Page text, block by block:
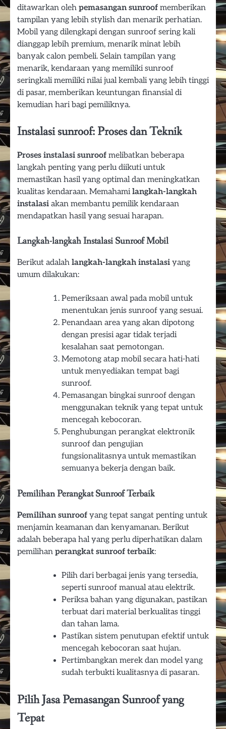
ditawarkan oleh pemasangan sunroof memberikan
tampilan yang lebih stylish dan menarik perhatian.
Mobil yang dilengkapi dengan sunroof sering kali
dianggap lebih premium, menarik minat lebih
banyak calon pembeli. Selain tampilan yang
menarik, kendaraan yang memiliki sunroof
seringkali memiliki nilai jual kembali yang lebih tinggi
di pasar, memberikan keuntungan finansial di
kemudian hari bagi pemiliknya.
Instalasi sunroof: Proses dan Teknik
Proses instalasi sunroof melibatkan beberapa
langkah penting yang perlu diikuti untuk
memastikan hasil yang optimal dan meningkatkan
kualitas kendaraan. Memahamilangkah-langkah
instalasi akan membantu pemilik kendaraan
mendapatkan hasil yang sesuai harapan.
Langkah-langkah Instalasi Sunroof Mobil
Berikut adalah langkah-langkah instalasi yang
umum dilakukan:
Pemeriksaan awal pada mobil untuk
menentukan jenis sunroof yang sesuai.
Penandaan area yang akan dipotong
dengan presisi agar tidak terjadi
kesalahan saat pemotongan.
Memotong atap mobil secara hati-hati
untuk menyediakan tempat bagi
sunroof.
Pemasangan bingkai sunroof dengan
menggunakan teknik yang tepat untuk
mencegah kebocoran.
Penghubungan perangkat elektronik
sunroof dan pengujian
fungsionalitasnya untuk memastikan
semuanya bekerja dengan baik.
Pemilihan Perangkat Sunroof Terbaik
Pemilihan sunroof yang tepat sangat penting untuk
menjamin keamanan dan kenyamanan. Berikut
adalah beberapa hal yang perlu diperhatikan dalam
pemilihan perangkat sunroof terbaik:
Pilih dari berbagai jenis yang tersedia,
seperti sunroof manual atau elektrik.
Periksa bahan yang digunakan, pastikan
terbuat dari material berkualitas tinggi
dan tahan lama.
Pastikan sistem penutupan efektif untuk
mencegah kebocoran saat hujan.
Pertimbangkan merek dan model yang
sudah terbukti kualitasnya di pasaran.
Pilih Jasa Pemasangan Sunroof yang
Tepat